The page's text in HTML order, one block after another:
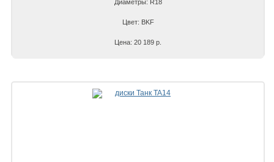
Диаметры: R18
Цвет: BKF
Цена: 20 189 р.